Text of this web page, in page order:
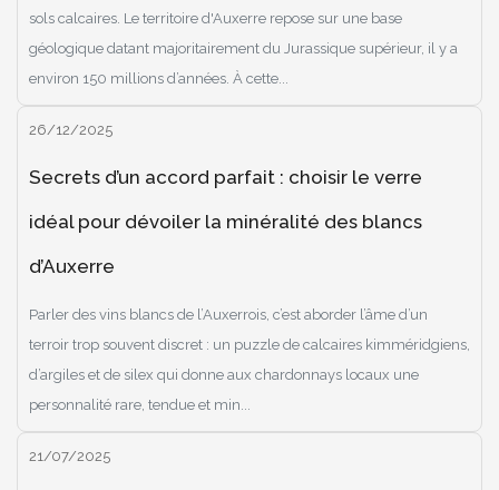
sols calcaires. Le territoire d'Auxerre repose sur une base
géologique datant majoritairement du Jurassique supérieur, il y a
environ 150 millions d’années. À cette...
26/12/2025
Secrets d’un accord parfait : choisir le verre
idéal pour dévoiler la minéralité des blancs
d’Auxerre
Parler des vins blancs de l’Auxerrois, c’est aborder l’âme d’un
terroir trop souvent discret : un puzzle de calcaires kimméridgiens,
d’argiles et de silex qui donne aux chardonnays locaux une
personnalité rare, tendue et min...
21/07/2025